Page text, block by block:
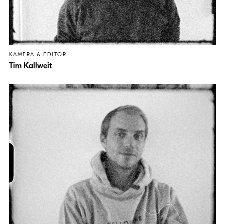
KAMERA & EDITOR
Tim Kallweit